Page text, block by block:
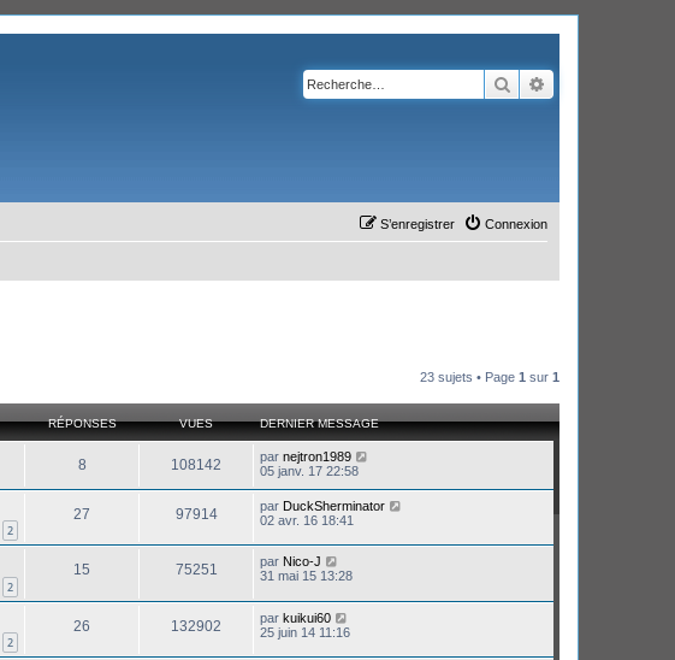
Rechercher
Connexion
S’enregistrer
23 sujets • Page 1 sur 1
RÉPONSES VUES DERNIER MESSAGE
8 108142 par nejtron1989
05 janv. 17 22:58
2
27 97914 par DuckSherminator
02 avr. 16 18:41
2
15 75251 par Nico-J
31 mai 15 13:28
2
26 132902 par kuikui60
25 juin 14 11:16